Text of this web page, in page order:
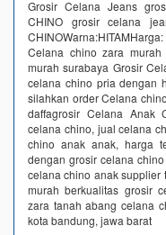
Grosir Celana Jeans
CHINO grosir celana
Celana chino zara
murah surabaya Grosir
celana chino pria dengan
silahkan order Celana
daffagrosir Celana Anak
celana chino, jual celana
chino anak anak, harga
dengan grosir celana
celana chino anak supplier
murah berkualitas grosir
zara tanah abang celana
kota bandung, jawa barat